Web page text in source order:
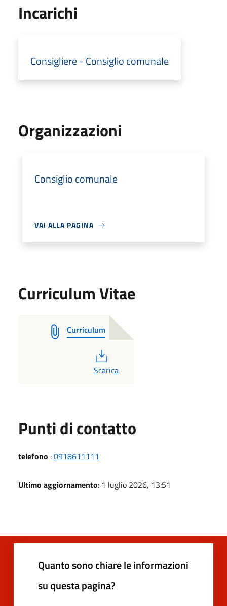
Incarichi
Consigliere - Consiglio comunale
Organizzazioni
Consiglio comunale
VAI ALLA PAGINA
Curriculum Vitae
Curriculum
PDF
Scarica
Punti di contatto
telefono :0918611111
Ultimo aggiornamento: 1 luglio 2026, 13:51
Quanto sono chiare le informazioni
su questa pagina?